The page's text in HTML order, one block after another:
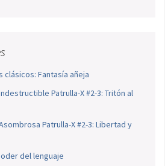
clásicos: Fantasía añeja
Patrulla-X #2-3: Tritón al
Patrulla-X #2-3: Libertad y
del lenguaje